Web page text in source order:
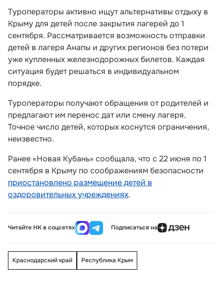
Туроператоры активно ищут альтернативы отдыху в
Крыму для детей после закрытия лагерей до 1
сентября. Рассматривается возможность отправки
детей в лагеря Анапы и других регионов без потери
уже купленных железнодорожных билетов. Каждая
ситуация будет решаться в индивидуальном
порядке.
Туроператоры получают обращения от родителей и
предлагают им перенос дат или смену лагеря.
Точное число детей, которых коснутся ограничения,
неизвестно.
Ранее «Новая Кубань» сообщала, что с 22 июня по 1
сентября в Крыму по соображениям безопасности
приостановлено размещение детей в
оздоровительных учреждениях.
Читайте НК в соцсетях Подписаться на
Краснодарский край Республика Крым